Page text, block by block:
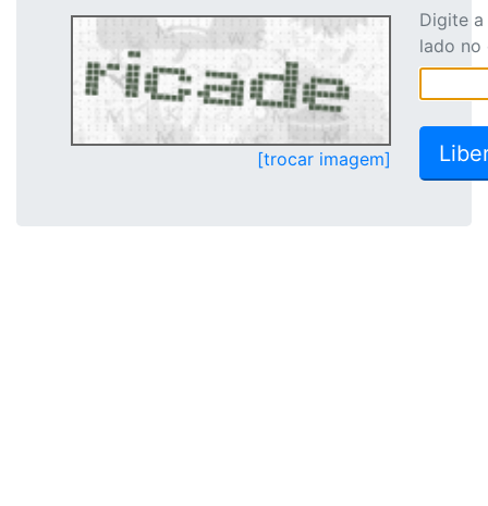
[trocar imagem]
Digite
lado no